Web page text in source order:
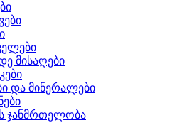
მისაღები
და მინერალები
ჯანმრთელობა